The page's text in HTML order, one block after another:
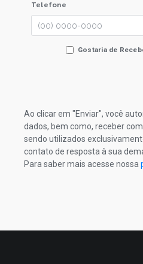
Telefone
Gostaria de
Ao clicar em "Enviar", você
dados, bem como, receber
sendo utilizados
contato de resposta à sua
Para saber mais acesse nossa